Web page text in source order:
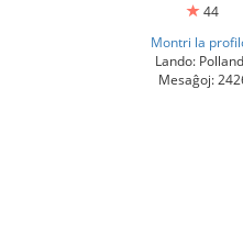
44
Montri la
Lando:
Mesaĝoj: